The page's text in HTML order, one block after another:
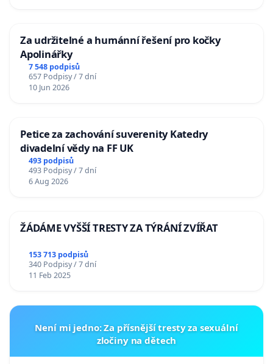
Za udržitelné a humánní řešení pro kočky
Apolinářky
7 548 podpisů
657 Podpisy / 7 dní
10 Jun 2026
Petice za zachování suverenity Katedry
divadelní vědy na FF UK
493 podpisů
493 Podpisy / 7 dní
6 Aug 2026
ŽÁDÁME VYŠŠÍ TRESTY ZA TÝRÁNÍ ZVÍŘAT
153 713 podpisů
340 Podpisy / 7 dní
11 Feb 2025
Není mi jedno: Za přísnější tresty za sexuální
zločiny na dětech